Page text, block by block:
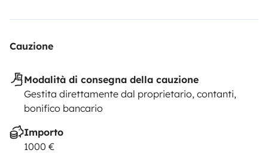
Cauzione
Modalità di consegna della cauzione
Gestita direttamente dal proprietario, contanti,
bonifico bancario
Importo
1000 €